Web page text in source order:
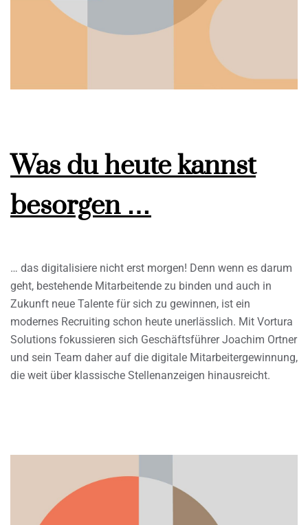
Was du heute kannst
besorgen …
… das digitalisiere nicht erst morgen! Denn wenn es darum
geht, bestehende Mitarbeitende zu binden und auch in
Zukunft neue Talente für sich zu gewinnen, ist ein
modernes Recruiting schon heute unerlässlich. Mit Vortura
Solutions fokussieren sich Geschäftsführer Joachim Ortner
und sein Team daher auf die digitale Mitarbeitergewinnung,
die weit über klassische Stellenanzeigen hinausreicht.